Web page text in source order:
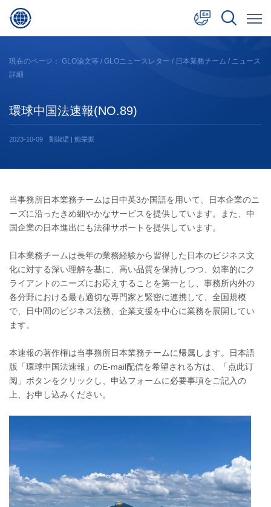
現在のページ： GLO論文等 / GLOニュースレター / 日本業務チーム / ニュース
詳細
環球中国法速報(NO.89)
2023-10-09 劉淑珺 | 鮑栄振
当事務所日本業務チームは日中英3か国語を用いて、日本企業のニ
ーズに沿ったきめ細やかなサービスを提供しています。また、中
国企業の日本進出にも法律サポートを提供しています。
日本業務チームは長年の業務経験から習得した日本のビジネス文
化に対する深い理解を基に、高い品質を保持しつつ、効率的にク
ライアントのニーズにお応えすることを第一とし、事務所内外の
各分野における最も適切な専門家と緊密に連携して、全国規模
で、日中間のビジネス法務、企業支援を中心に業務を展開してい
ます。
本速報の著作権は当事務所日本業務チームに帰属します。日本語
版「環球中国法速報」のE-mail配信を希望される方は、「点此订
阅」ボタンをクリックし、申込フォームに必要事項をご記入の
上、お申し込みください。